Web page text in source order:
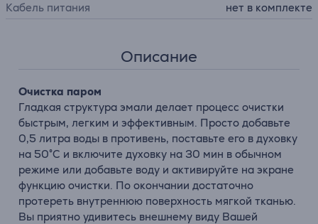
Кабель питания нет в комплекте
Описание
Очистка паром
Гладкая структура эмали делает процесс очистки
быстрым, легким и эффективным. Просто добавьте
0,5 литра воды в противень, поставьте его в духовку
на 50°С и включите духовку на 30 мин в обычном
режиме или добавьте воду и активируйте на экране
функцию очистки. По окончании достаточно
протереть внутреннюю поверхность мягкой тканью.
Вы приятно удивитесь внешнему виду Вашей